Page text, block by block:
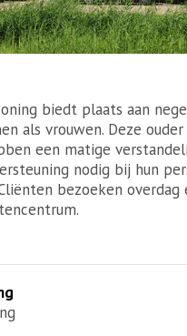
biedt plaats aan
als vrouwen. Deze
een matige
nodig bij hun
bezoeken overdag